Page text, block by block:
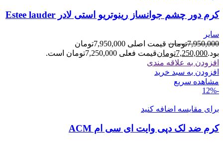
کرم دور چشم جوانساز رینوتریو استی لادر Estee lauder
سایر
7,950,000تومان
قیمت اصلی 7,950,000تومان
بود.7,250,000تومانقیمت فعلی 7,250,000تومان است.
افزودن به علاقه مندی
افزودن به سبد خرید
مشاهده سریع
-12%
برای مقایسه اضافه کنید
کرم ضد لک دپی وایت ای سی ام ACM